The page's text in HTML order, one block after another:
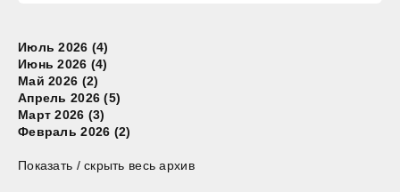
Июль 2026 (4)
Июнь 2026 (4)
Май 2026 (2)
Апрель 2026 (5)
Март 2026 (3)
Февраль 2026 (2)
Показать / скрыть весь архив